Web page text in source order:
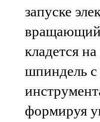
запуске
кладется
шпиндель с
формируя